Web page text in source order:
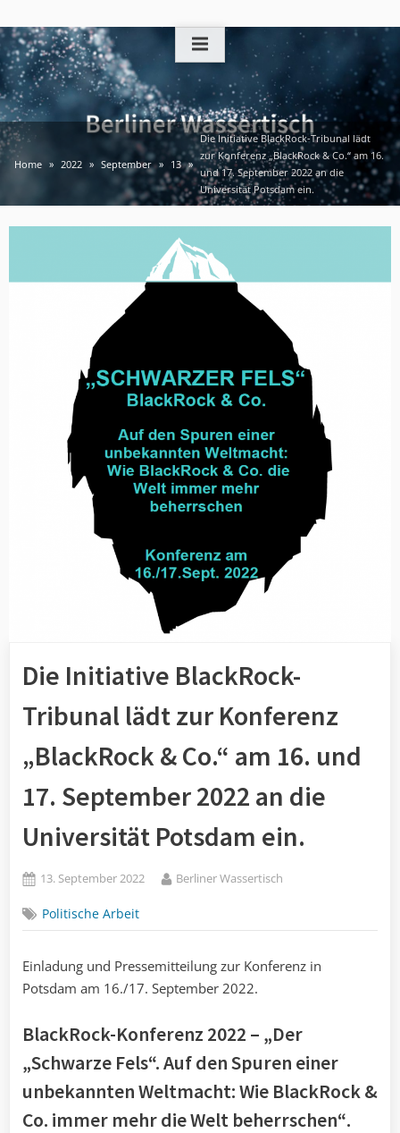
to
content
Home 2022 September 13
Die Initiative BlackRock-Tribunal lädt
zur Konferenz „BlackRock & Co.“ am 16.
und 17. September 2022 an die
Universität Potsdam ein.
Die Initiative BlackRock-
Tribunal lädt zur Konferenz
„BlackRock & Co.“ am 16. und
17. September 2022 an die
Universität Potsdam ein.
Posted
13. September 2022 By
Berliner Wassertisch
Politische Arbeit
Einladung und Pressemitteilung zur Konferenz in
Potsdam am 16./17. September 2022.
BlackRock-Konferenz 2022 – „Der
„Schwarze Fels“. Auf den Spuren einer
unbekannten Weltmacht: Wie BlackRock &
Co. immer mehr die Welt beherrschen“.